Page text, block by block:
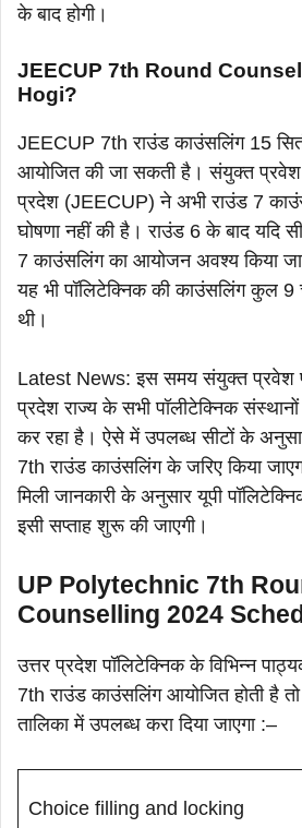
के बाद होगी।
JEECUP 7th Round
Hogi?
JEECUP 7th राउंड काउंसलिंग 15
आयोजित की जा सकती है। संयुक्त प्रवेश
प्रदेश (JEECUP) ने अभी राउंड 7
घोषणा नहीं की है। राउंड 6 के बाद यदि
7 काउंसलिंग का आयोजन अवश्य किया
यह भी पॉलिटेक्निक की काउंसलिंग कुल
थी।
Latest News: इस समय संयुक्त प्रवेश
प्रदेश राज्य के सभी पॉलीटेक्निक संस्थानों
कर रहा है। ऐसे में उपलब्ध सीटों के
7th राउंड काउंसलिंग के जरिए किया
मिली जानकारी के अनुसार यूपी
इसी सप्ताह शुरू की जाएगी।
UP Polytechnic 7th
Counselling 2024
उत्तर प्रदेश पॉलिटेक्निक के विभिन्न
7th राउंड काउंसलिंग आयोजित होती है
तालिका में उपलब्ध करा दिया जाएगा :–
Choice filling and locking